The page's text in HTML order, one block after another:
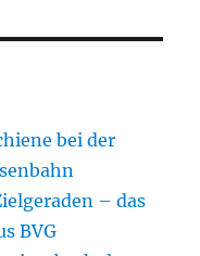
bei der
– das
BVG